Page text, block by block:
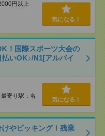
円以上
気になる！
！国際スポーツ大会の
いOK♪/N1[アルバイ
寄り駅：名
気になる！
やピッキング！残業